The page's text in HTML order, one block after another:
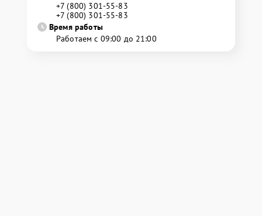
+7 (800) 301-55-83
+7 (800) 301-55-83
Время работы
Работаем с 09:00 до 21:00